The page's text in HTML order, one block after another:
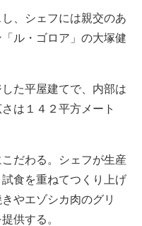
、シェフには親交のあ
ル・ゴロア」の大塚健
た平屋建てで、内部は
は１４２平方メート
だわる。シェフが生産
食を重ねてつくり上げ
やエゾシカ肉のグリ
供する。